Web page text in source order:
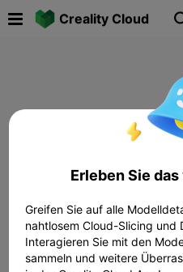
Creality Cloud
Erleben Sie
Greifen Sie auf alle
nahtlosem Cloud-Slicing und
Interagieren Sie mit den
sammeln und weitere